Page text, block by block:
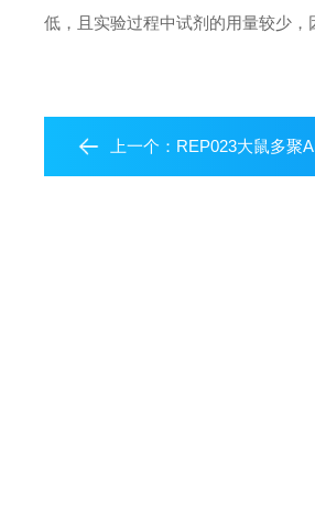
低，且实验过程中试剂的用量较少
上一个： REP023大鼠多聚